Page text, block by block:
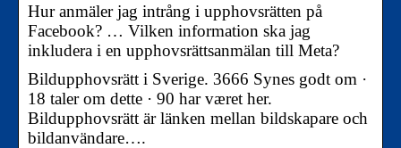
Hur anmäler jag intrång i upphovsrätten på
Facebook? … Vilken information ska jag
inkludera i en upphovsrättsanmälan till Meta?
Bildupphovsrätt i Sverige. 3666 Synes godt om ·
18 taler om dette · 90 har været her.
Bildupphovsrätt är länken mellan bildskapare och
bildanvändare….